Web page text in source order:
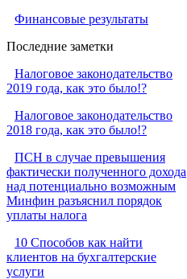
Финансовые результаты
Последние заметки
Налоговое законодательство
2019 года, как это было!?
Налоговое законодательство
2018 года, как это было!?
ПСН в случае превышения
фактически полученного дохода
над потенциально возможным
Минфин разъяснил порядок
уплаты налога
10 Способов как найти
клиентов на бухгалтерские
услуги